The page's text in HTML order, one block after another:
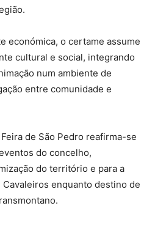
económica, o certame assume
cultural e social, integrando
num ambiente de
entre comunidade e
de São Pedro reafirma-se
do concelho,
do território e para a
enquanto destino de